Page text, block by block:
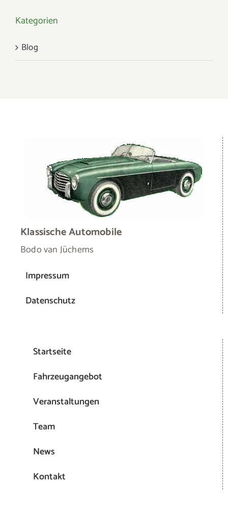
Kategorien
Blog
Klassische Automobile
Bodo van Jüchems
Impressum
Datenschutz
Startseite
Fahrzeugangebot
Veranstaltungen
Team
News
Kontakt